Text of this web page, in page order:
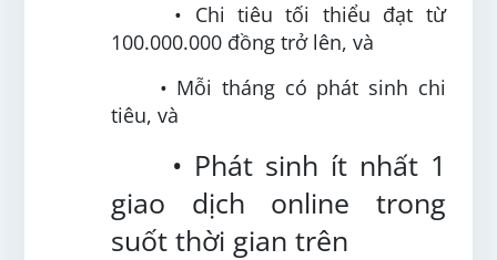
• Chi tiêu tối thiểu đạt từ
100.000.000 đồng trở lên, và
• Mỗi tháng có phát sinh chi
tiêu, và
• Phát sinh ít nhất 1
giao dịch online trong
suốt thời gian trên